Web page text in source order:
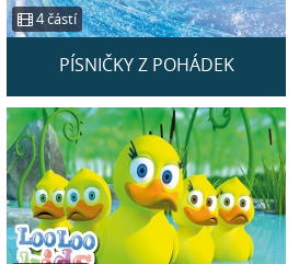
4 částí
PÍSNIČKY Z POHÁDEK